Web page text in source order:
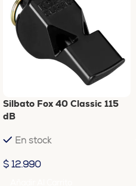
Silbato Fox 40 Classic 115
dB
En stock
$ 12.990